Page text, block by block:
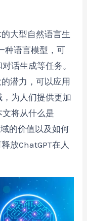
大型自然语言生
种语言模型，可
话生成等任务。
潜力，可以应用
为人们提供更加
将从什么是
的价值以及如何
放ChatGPT在人